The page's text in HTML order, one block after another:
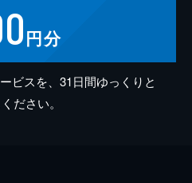
円分
ビスを、31日間ゆっくりと
ださい。